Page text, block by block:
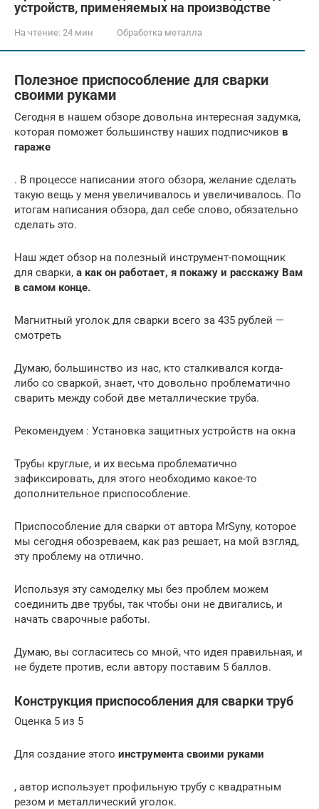
устройств, применяемых на производстве
На чтение: 24 мин Обработка металла
Полезное приспособление для сварки
своими руками
Сегодня в нашем обзоре довольна интересная задумка,
которая поможет большинству наших подписчиков в
гараже
. В процессе написании этого обзора, желание сделать
такую вещь у меня увеличивалось и увеличивалось. По
итогам написания обзора, дал себе слово, обязательно
сделать это.
Наш ждет обзор на полезный инструмент-помощник
для сварки, а как он работает, я покажу и расскажу Вам
в самом конце.
Магнитный уголок для сварки всего за 435 рублей —
смотреть
Думаю, большинство из нас, кто сталкивался когда-
либо со сваркой, знает, что довольно проблематично
сварить между собой две металлические труба.
Рекомендуем : Установка защитных устройств на окна
Трубы круглые, и их весьма проблематично
зафиксировать, для этого необходимо какое-то
дополнительное приспособление.
Приспособление для сварки от автора MrSyny, которое
мы сегодня обозреваем, как раз решает, на мой взгляд,
эту проблему на отлично.
Используя эту самоделку мы без проблем можем
соединить две трубы, так чтобы они не двигались, и
начать сварочные работы.
Думаю, вы согласитесь со мной, что идея правильная, и
не будете против, если автору поставим 5 баллов.
Конструкция приспособления для сварки труб
Оценка 5 из 5
Для создание этого инструмента своими руками
, автор использует профильную трубу с квадратным
резом и металлический уголок.